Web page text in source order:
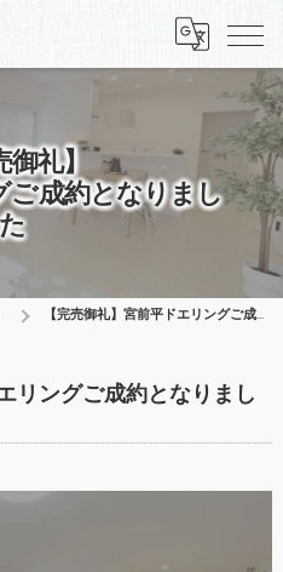
御礼】
成約となりまし
【完売御礼】宮前平ドエリングご成約となりました
リングご成約となりまし